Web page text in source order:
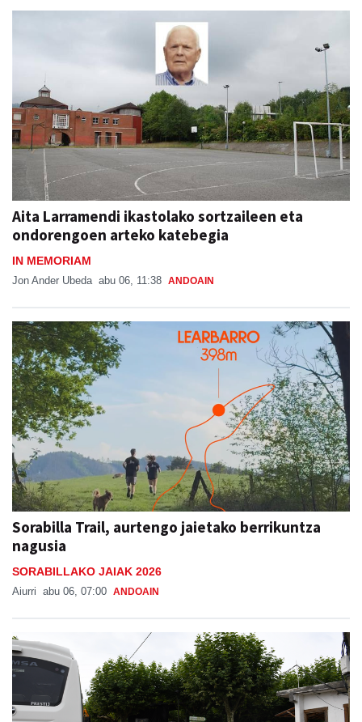
Aita Larramendi ikastolako sortzaileen eta
ondorengoen arteko katebegia
IN MEMORIAM
Jon Ander Ubeda abu 06, 11:38 ANDOAIN
Sorabilla Trail, aurtengo jaietako berrikuntza
nagusia
SORABILLAKO JAIAK 2026
Aiurri abu 06, 07:00 ANDOAIN